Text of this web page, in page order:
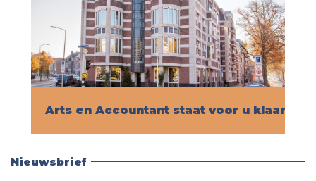
Arts en Accountant staat voor u klaar!
Nieuwsbrief